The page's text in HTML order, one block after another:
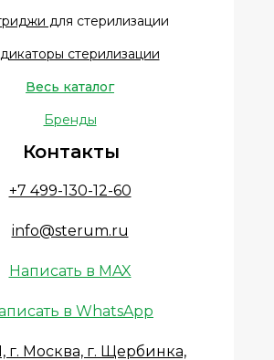
+7 499-130-12-60
info@sterum.ru
Написать в MAX
в WhatsApp
г. Москва, г. Щербинка,
Контакты
для стерилизации
стерилизации
Весь каталог
Бренды